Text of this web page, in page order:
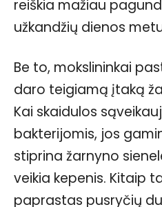
reiškia mažiau
užkandžių dienos
Be to, mokslininkai
daro teigiamą įtaką
Kai skaidulos
bakterijomis, jos
stiprina žarnyno
veikia kepenis. Kitaip
paprastas pusryčių